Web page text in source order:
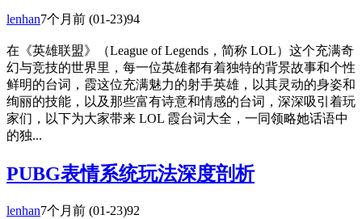
lenhan7个月前 (01-23)94
在《英雄联盟》（League of Legends，简称 LOL）这个充满奇
幻与竞技的世界里，每一位英雄都有着独特的背景故事和个性
鲜明的台词，霞这位充满魅力的射手英雄，以其灵动的身姿和
绚丽的技能，以及那些富有诗意和情感的台词，深深吸引着玩
家们，以下为大家带来 LOL 霞台词大全，一同领略她话语中
的独...
PUBG表情系统玩法深度剖析
lenhan7个月前 (01-23)92